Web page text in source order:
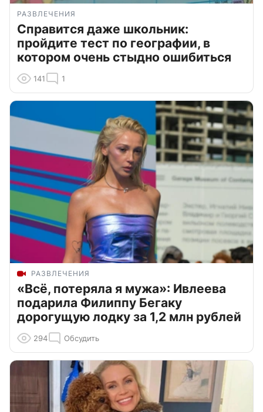
РАЗВЛЕЧЕНИЯ
Справится даже школьник:
пройдите тест по географии, в
котором очень стыдно ошибиться
141 1
РАЗВЛЕЧЕНИЯ
«Всё, потеряла я мужа»: Ивлеева
подарила Филиппу Бегаку
дорогущую лодку за 1,2 млн рублей
294 Обсудить